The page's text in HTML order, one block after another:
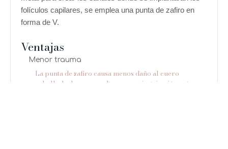
folículos capilares, se emplea una punta de zafiro en
forma de V.
Ventajas
Menor trauma
La punta de zafiro causa menos daño al cuero
cabelludo, lo que resulta en una cicatrización más